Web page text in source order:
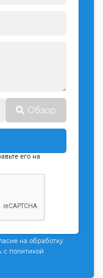
Обзор
его на
на обработку
с политикой